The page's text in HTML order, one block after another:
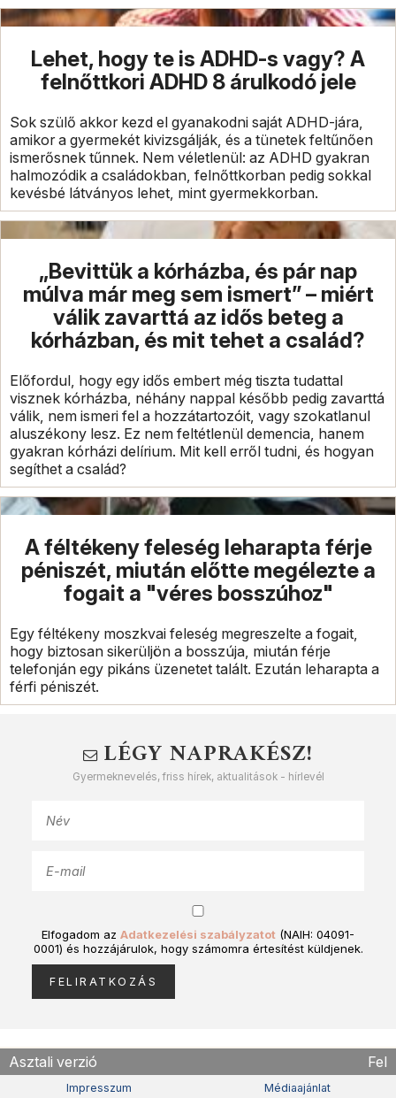
Lehet, hogy te is ADHD-s vagy? A
felnőttkori ADHD 8 árulkodó jele
Sok szülő akkor kezd el gyanakodni saját ADHD-jára,
amikor a gyermekét kivizsgálják, és a tünetek feltűnően
ismerősnek tűnnek. Nem véletlenül: az ADHD gyakran
halmozódik a családokban, felnőttkorban pedig sokkal
kevésbé látványos lehet, mint gyermekkorban.
„Bevittük a kórházba, és pár nap
múlva már meg sem ismert” – miért
válik zavarttá az idős beteg a
kórházban, és mit tehet a család?
Előfordul, hogy egy idős embert még tiszta tudattal
visznek kórházba, néhány nappal később pedig zavarttá
válik, nem ismeri fel a hozzátartozóit, vagy szokatlanul
aluszékony lesz. Ez nem feltétlenül demencia, hanem
gyakran kórházi delírium. Mit kell erről tudni, és hogyan
segíthet a család?
A féltékeny feleség leharapta férje
péniszét, miután előtte megélezte a
fogait a "véres bosszúhoz"
Egy féltékeny moszkvai feleség megreszelte a fogait,
hogy biztosan sikerüljön a bosszúja, miután férje
telefonján egy pikáns üzenetet talált. Ezután leharapta a
férfi péniszét.
LÉGY NAPRAKÉSZ!
Gyermeknevelés, friss hírek, aktualitások - hírlevél
Elfogadom az Adatkezelési szabályzatot (NAIH: 04091-
0001) és hozzájárulok, hogy számomra értesítést küldjenek.
Asztali verzió Fel
Impresszum Médiaajánlat